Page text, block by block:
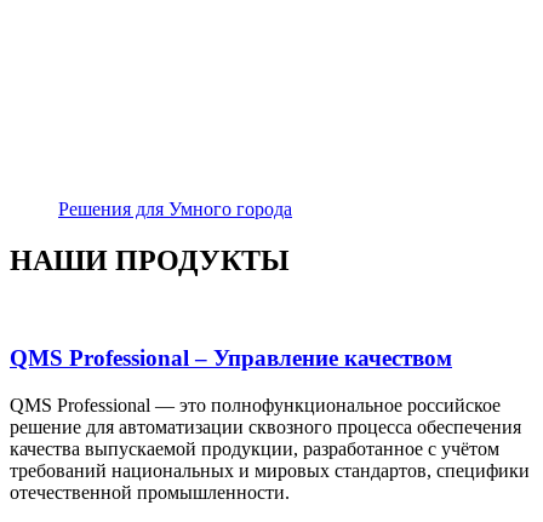
Решения для Умного города
НАШИ ПРОДУКТЫ
QMS Professional – Управление качеством
QMS Professional — это полнофункциональное российское
решение для автоматизации сквозного процесса обеспечения
качества выпускаемой продукции, разработанное с учётом
требований национальных и мировых стандартов, специфики
отечественной промышленности.